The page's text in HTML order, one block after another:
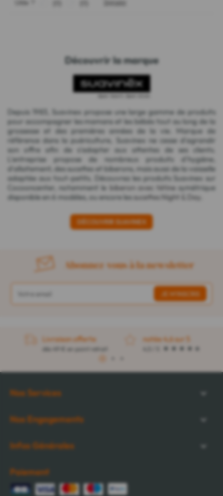
Découvrir la marque
Depuis 1983, Suavinex propose une large gamme de produits
pour accompagner les mamans et les bébés tout au long de la
grossesse et des premières années de la vie. Marque de
référence dans la puériculture, Suavinex ne cesse d'agrandir
son offre afin de s'adapter aux attentes de ses clients.
L'entreprise propose de nombreux produits d'hygiène,
d'allaitement, des sucettes et biberons, mais aussi de la vaisselle
adaptée aux tout-petits. Découvrez les produits Suavinex sur
Cocooncenter, notamment le biberon avec tétine symétrique
disponible en 6 modèles, ou encore les sucettes Night & Day
DÉCOUVRIR SUAVINEX
Abonnez-vous à la newsletter
Livraison offerte
dès 49 € en point retrait
notée 4,6 sur 5
Nos Services
Nos Engagements
Infos Générales
Paiement